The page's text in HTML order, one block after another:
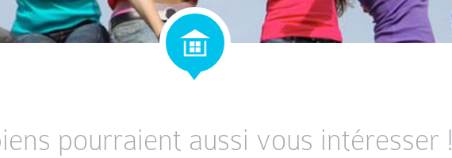
pourraient aussi vous intéresser !